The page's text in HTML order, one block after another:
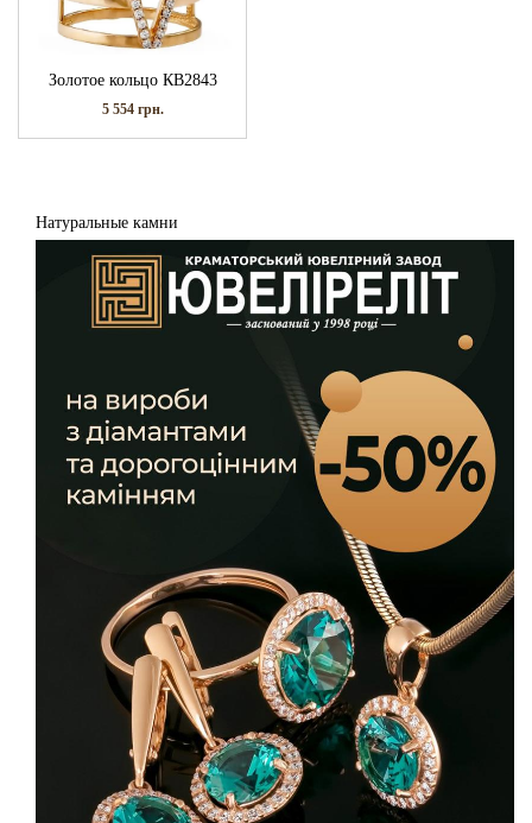
Золотое кольцо КВ2843
5 554 грн.
Натуральные камни